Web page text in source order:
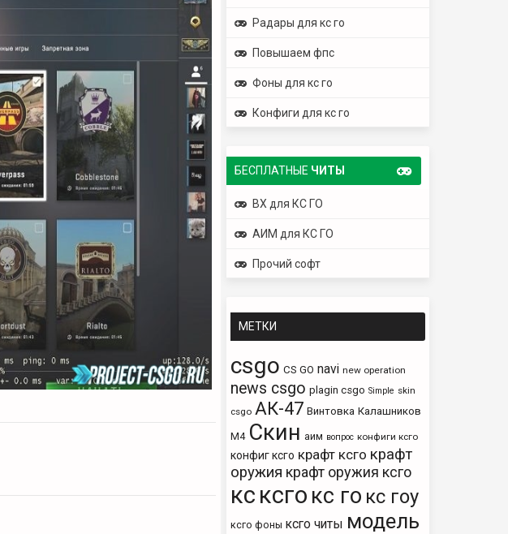
Радары для кс го
Повышаем фпс
Фоны для кс го
Конфиги для кс го
БЕСПЛАТНЫЕ ЧИТЫ
ВХ для КС ГО
АИМ для КС ГО
Прочий софт
МЕТКИ
csgo CS GO navi new operation
news csgo plagin csgo Simple skin
csgo АК-47 Винтовка Калашников
М4 Скин аим вопрос конфиги ксго
конфиг ксго крафт ксго крафт
оружия крафт оружия ксго
кс ксго кс го кс гоу
ксго фоны ксго читы модель